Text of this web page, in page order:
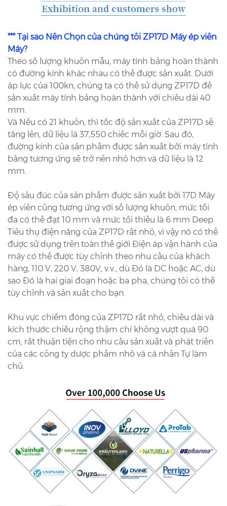
*** Tại sao Nên Chọn của chúng tôi ZP17D Máy ép viên
Máy?
Theo số lượng khuôn mẫu, máy tính bảng hoàn thành
có đường kính khác nhau có thể được sản xuất. Dưới
áp lực của 100kn, chúng ta có thể sử dụng ZP17D để
sản xuất máy tính bảng hoàn thành với chiều dài 40
mm.
Và Nếu có 21 khuôn, thì tốc độ sản xuất của ZP17D sẽ
tăng lên, dữ liệu là 37,550 chiếc mỗi giờ. Sau đó,
đường kính của sản phẩm được sản xuất bởi máy tính
bảng tương ứng sẽ trở nên nhỏ hơn và dữ liệu là 12
mm.
Độ sâu đúc của sản phẩm được sản xuất bởi 17D Máy
ép viên cũng tương ứng với số lượng khuôn, mức tối
đa có thể đạt 10 mm và mức tối thiểu là 6 mm Deep.
Tiêu thụ điện năng của ZP17D rất nhỏ, vì vậy nó có thể
được sử dụng trên toàn thế giới Điện áp vận hành của
máy có thể được tùy chỉnh theo nhu cầu của khách
hàng, 110 V, 220 V, 380V, v.v., dù Đó là DC hoặc AC, dù
sao Đó là hai giai đoạn hoặc ba pha, chúng tôi có thể
tùy chỉnh và sản xuất cho bạn.
Khu vực chiếm đóng của ZP17D rất nhỏ, chiều dài và
kích thước chiều rộng thậm chí không vượt quá 90
cm, rất thuận tiện cho nhu cầu sản xuất và phát triển
của các công ty dược phẩm nhỏ và cá nhân Tự làm
chủ.